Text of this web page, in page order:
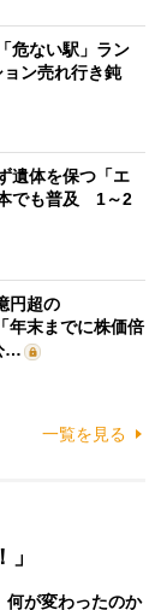
危ない駅」ラン
ン売れ行き鈍
遺体を保つ「エ
でも普及 1～2
円超の
年末までに株価倍
…
一覧を見る
何が変わったのか